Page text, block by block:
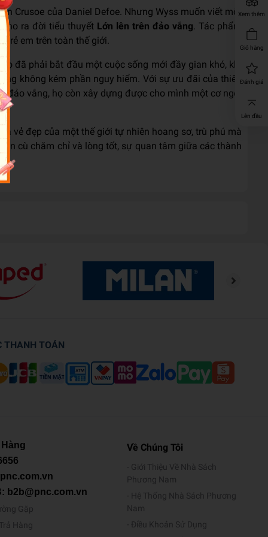
Xem thêm
Giỏ hàng
Đánh giá
Lên đầu
Crusoe của Daniel Defoe. Nhưng Wyss muốn viết một
ra đời tiểu thuyết Lớn lên trên đảo vắng . Tác phẩm
em trên toàn thế giới.
đã phải bắt đầu một cuộc sống mới đầy gian khó, khi
không kém phần nguy hiểm. Với sự ưu đãi của thiên
vắng, họ còn xây dựng được cho mình một cơ ngơi
vẻ đẹp của một thế giới tự nhiên hoang sơ, trù phú mà
cù chăm chỉ và lòng tốt, sự quan tâm giữa các thành
THANH TOÁN
b2b@pnc.com.vn
Gặp
Hàng
Về Chúng Tôi
Giới Thiệu Về Nhà Sách
Phương Nam
Hệ Thống Nhà Sách Phương
Nam
Điều Khoản Sử Dụng